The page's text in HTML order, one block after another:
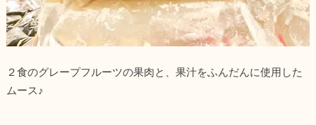
２食のグレープフルーツの果肉と、果汁をふんだんに使用した
ムース♪